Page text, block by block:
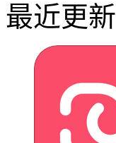
最近更新